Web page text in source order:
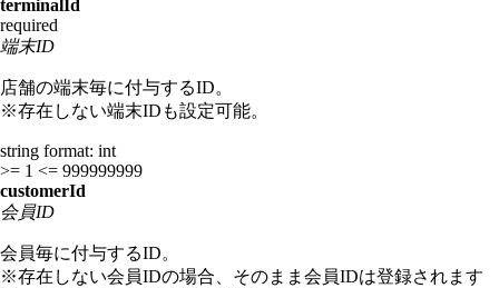
terminalId
required
端末ID
店舗の端末毎に付与するID。
※存在しない端末IDも設定可能。
string format: int
>= 1 <= 999999999
customerId
会員ID
会員毎に付与するID。
※存在しない会員IDの場合、そのまま会員IDは登録されます